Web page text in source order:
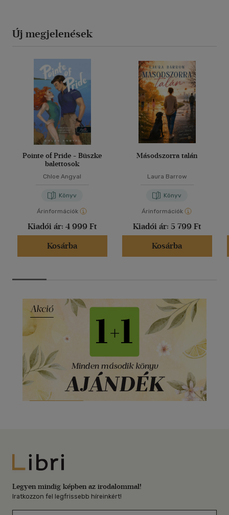
Új megjelenések
Pointe of Pride - Büszke
balettosok
Chloe Angyal
Könyv
Árinformációk
Kiadói ár: 4 999 Ft
Kosárba
Másodszorra talán
Laura Barrow
Könyv
Árinformációk
Kiadói ár: 5 799 Ft
Kosárba
Libri
Legyen mindig képben az irodalommal!
Iratkozzon fel legfrissebb híreinkért!